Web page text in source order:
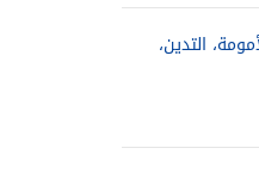
التدين،